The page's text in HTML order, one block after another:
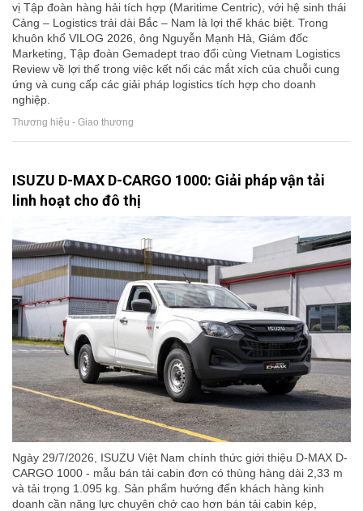
vị Tập đoàn hàng hải tích hợp (Maritime Centric), với hệ sinh thái
Cảng – Logistics trải dài Bắc – Nam là lợi thế khác biệt. Trong
khuôn khổ VILOG 2026, ông Nguyễn Mạnh Hà, Giám đốc
Marketing, Tập đoàn Gemadept trao đổi cùng Vietnam Logistics
Review về lợi thế trong việc kết nối các mắt xích của chuỗi cung
ứng và cung cấp các giải pháp logistics tích hợp cho doanh
nghiệp.
Thương hiệu - Giao thương
ISUZU D-MAX D-CARGO 1000: Giải pháp vận tải
linh hoạt cho đô thị
Ngày 29/7/2026, ISUZU Việt Nam chính thức giới thiệu D-MAX D-
CARGO 1000 - mẫu bán tải cabin đơn có thùng hàng dài 2,33 m
và tải trọng 1.095 kg. Sản phẩm hướng đến khách hàng kinh
doanh cần năng lực chuyên chở cao hơn bán tải cabin kép,